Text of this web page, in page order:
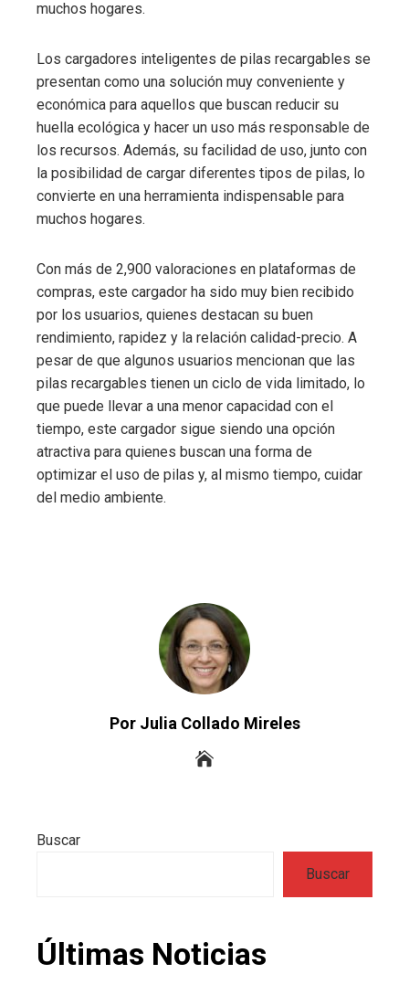
muchos hogares.
Los cargadores inteligentes de pilas recargables se
presentan como una solución muy conveniente y
económica para aquellos que buscan reducir su
huella ecológica y hacer un uso más responsable de
los recursos. Además, su facilidad de uso, junto con
la posibilidad de cargar diferentes tipos de pilas, lo
convierte en una herramienta indispensable para
muchos hogares.
Con más de 2,900 valoraciones en plataformas de
compras, este cargador ha sido muy bien recibido
por los usuarios, quienes destacan su buen
rendimiento, rapidez y la relación calidad-precio. A
pesar de que algunos usuarios mencionan que las
pilas recargables tienen un ciclo de vida limitado, lo
que puede llevar a una menor capacidad con el
tiempo, este cargador sigue siendo una opción
atractiva para quienes buscan una forma de
optimizar el uso de pilas y, al mismo tiempo, cuidar
del medio ambiente.
Por Julia Collado Mireles
Buscar
Buscar
Últimas Noticias